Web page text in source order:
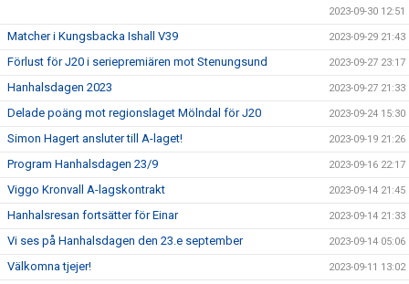
2023-09-30 12:51
Matcher i Kungsbacka Ishall V39 2023-09-29 21:43
Förlust för J20 i seriepremiären mot Stenungsund 2023-09-27 23:17
Hanhalsdagen 2023 2023-09-27 21:33
Delade poäng mot regionslaget Mölndal för J20 2023-09-24 15:30
Simon Hagert ansluter till A-laget! 2023-09-19 21:26
Program Hanhalsdagen 23/9 2023-09-16 22:17
Viggo Kronvall A-lagskontrakt 2023-09-14 21:45
Hanhalsresan fortsätter för Einar 2023-09-14 21:33
Vi ses på Hanhalsdagen den 23.e september 2023-09-14 05:06
Välkomna tjejer! 2023-09-11 13:02